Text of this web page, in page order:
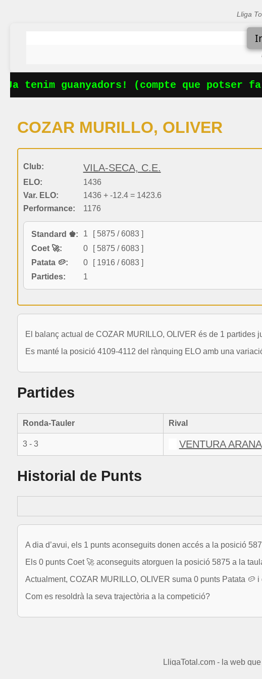
Lliga
tenim guanyadors! (compte que potser
COZAR MURILLO, OLIVER
Club: VILA-SECA, C.E.
ELO:
1436
Var. ELO:
1436 + -12.4 = 1423.6
Performance:
1176
Standard ♚: 1
[ 5875 / 6083 ]
Coet 🚀:
0
[ 5875 / 6083 ]
Patata 🥔:
0
[ 1916 / 6083 ]
Partides:
1
El balanç actual de COZAR MURILLO, OLIVER és de 1 partides
Es manté la posició 4109-4112 del rànquing ELO amb una
Partides
Ronda-Tauler Rival
3 - 3 VENTURA
Historial de Punts
A dia d’avui, els 1 punts aconseguits donen accés a la posició
Els 0 punts Coet 🚀 aconseguits atorguen la posició 5875 a la
Actualment, COZAR MURILLO, OLIVER suma 0 punts Patata 🥔
Com es resoldrà la seva trajectòria a la competició?
LligaTotal.com - la web